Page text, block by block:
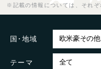
※記載の情報については、 それ
国･地域
テーマ